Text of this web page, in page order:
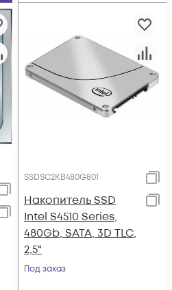
SSDSC2KB480G801
Накопитель SSD
Intel S4510 Series,
480Gb, SATA, 3D TLC,
2,5"
Под заказ